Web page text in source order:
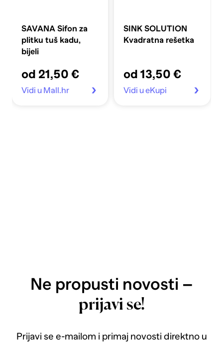
SAVANA Sifon za
plitku tuš kadu,
bijeli
od 21,50 €
Vidi u Mall.hr
SINK SOLUTION
Kvadratna rešetka
od 13,50 €
Vidi u eKupi
Ne propusti novosti –
prijavi se!
Prijavi se e-mailom i primaj novosti direktno u